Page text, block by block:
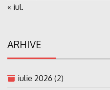
« iul.
ARHIVE
iulie 2026 (2)